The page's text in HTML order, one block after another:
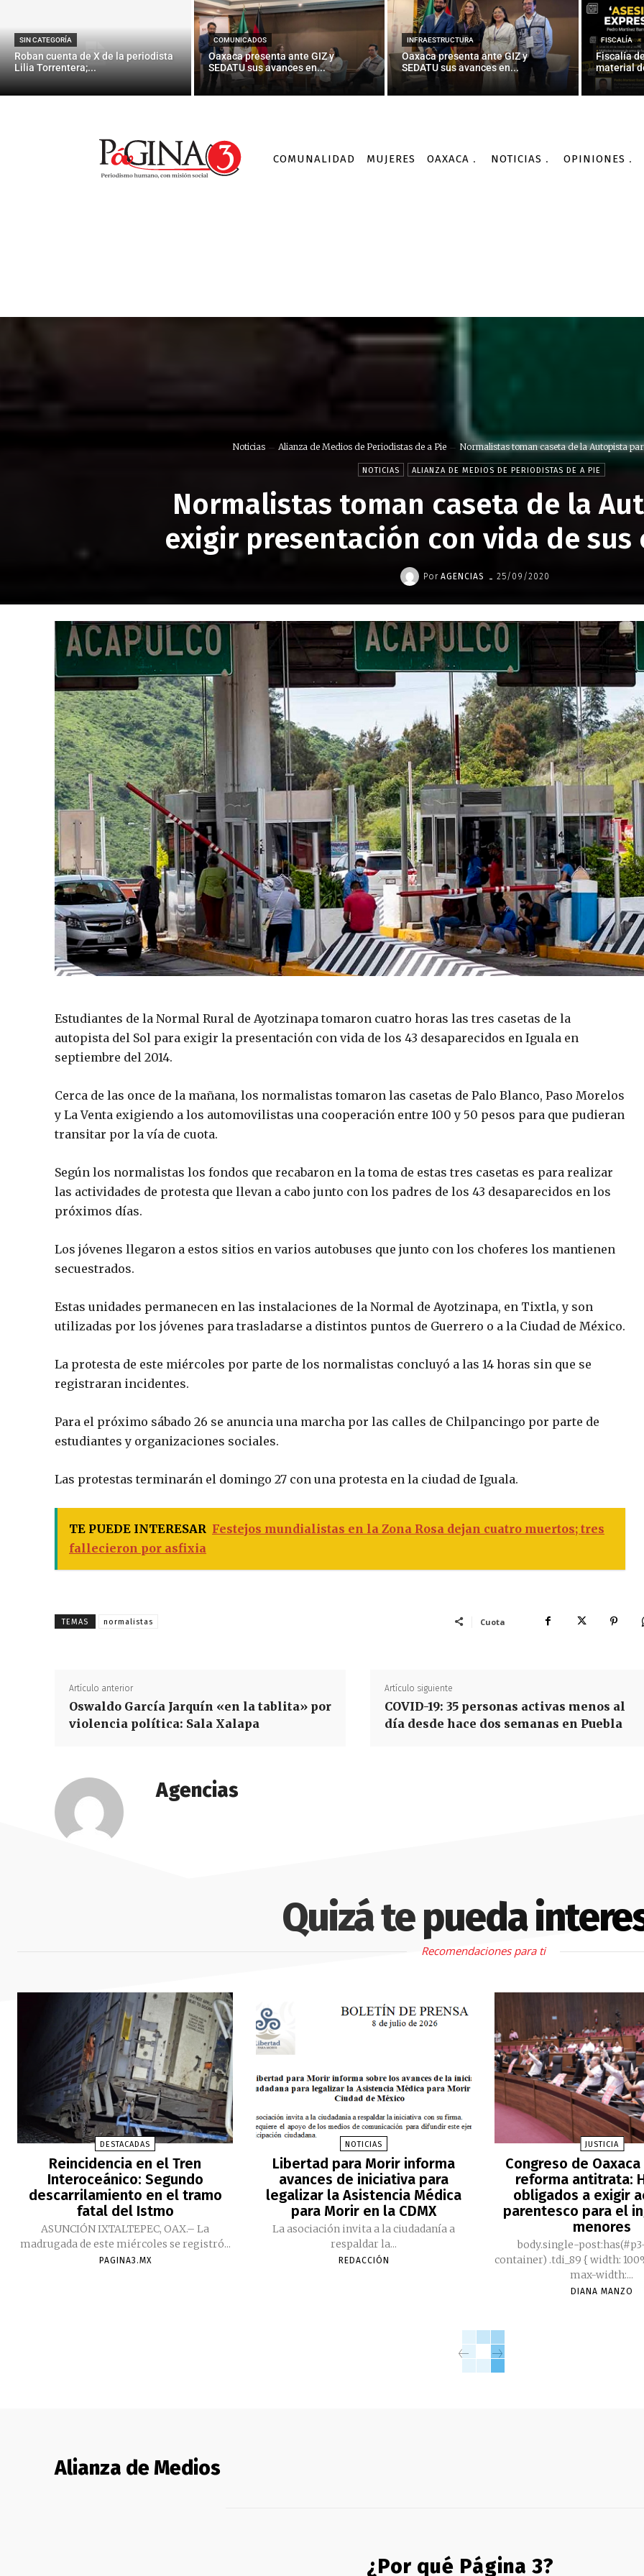
SIN CATEGORÍA
Roban cuenta de X de la periodista
Lilia Torrentera;...
COMUNICADOS
Oaxaca presenta ante GIZ y
SEDATU sus avances en...
INFRAESTRUCTURA
Oaxaca presenta ante GIZ y
SEDATU sus avances en...
FISCALÍA
Fiscalía
material
COMUNALIDAD MUJERES OAXACA NOTICIAS OPINIONES
Noticias Alianza de Medios de Periodistas de a Pie Normalistas toman caseta de la Autopista
NOTICIAS ALIANZA DE MEDIOS DE PERIODISTAS DE A PIE
Normalistas toman caseta de la
exigir presentación con vida de sus
Por AGENCIAS - 25/09/2020
Estudiantes de la Normal Rural de Ayotzinapa tomaron cuatro horas las tres casetas de la
autopista del Sol para exigir la presentación con vida de los 43 desaparecidos en Iguala en
septiembre del 2014.
Cerca de las once de la mañana, los normalistas tomaron las casetas de Palo Blanco, Paso Morelos
y La Venta exigiendo a los automovilistas una cooperación entre 100 y 50 pesos para que pudieran
transitar por la vía de cuota.
Según los normalistas los fondos que recabaron en la toma de estas tres casetas es para realizar
las actividades de protesta que llevan a cabo junto con los padres de los 43 desaparecidos en los
próximos días.
Los jóvenes llegaron a estos sitios en varios autobuses que junto con los choferes los mantienen
secuestrados.
Estas unidades permanecen en las instalaciones de la Normal de Ayotzinapa, en Tixtla, y son
utilizadas por los jóvenes para trasladarse a distintos puntos de Guerrero o a la Ciudad de México.
La protesta de este miércoles por parte de los normalistas concluyó a las 14 horas sin que se
registraran incidentes.
Para el próximo sábado 26 se anuncia una marcha por las calles de Chilpancingo por parte de
estudiantes y organizaciones sociales.
Las protestas terminarán el domingo 27 con una protesta en la ciudad de Iguala.
TE PUEDE INTERESAR Festejos mundialistas en la Zona Rosa dejan cuatro muertos; tres
fallecieron por asfixia
TEMAS normalistas Cuota
Artículo anterior
Oswaldo García Jarquín «en la tablita» por
violencia política: Sala Xalapa
Artículo siguiente
COVID-19: 35 personas activas menos al
día desde hace dos semanas en Puebla
Agencias
Quizá te pueda
Recomendaciones para ti
DESTACADAS
Reincidencia en el Tren
Interoceánico: Segundo
descarrilamiento en el tramo
fatal del Istmo
ASUNCIÓN IXTALTEPEC, OAX.– La
madrugada de este miércoles se registró...
PAGINA3.MX
NOTICIAS
Libertad para Morir informa
avances de iniciativa para
legalizar la Asistencia Médica
para Morir en la CDMX
La asociación invita a la ciudadanía a
respaldar la...
REDACCIÓN
JUSTICIA
Congreso de
reforma antitrata:
obligados a exigir
parentesco para el
menores
body.single-
container) .tdi_89 { width:
max-width:...
DIANA MANZO